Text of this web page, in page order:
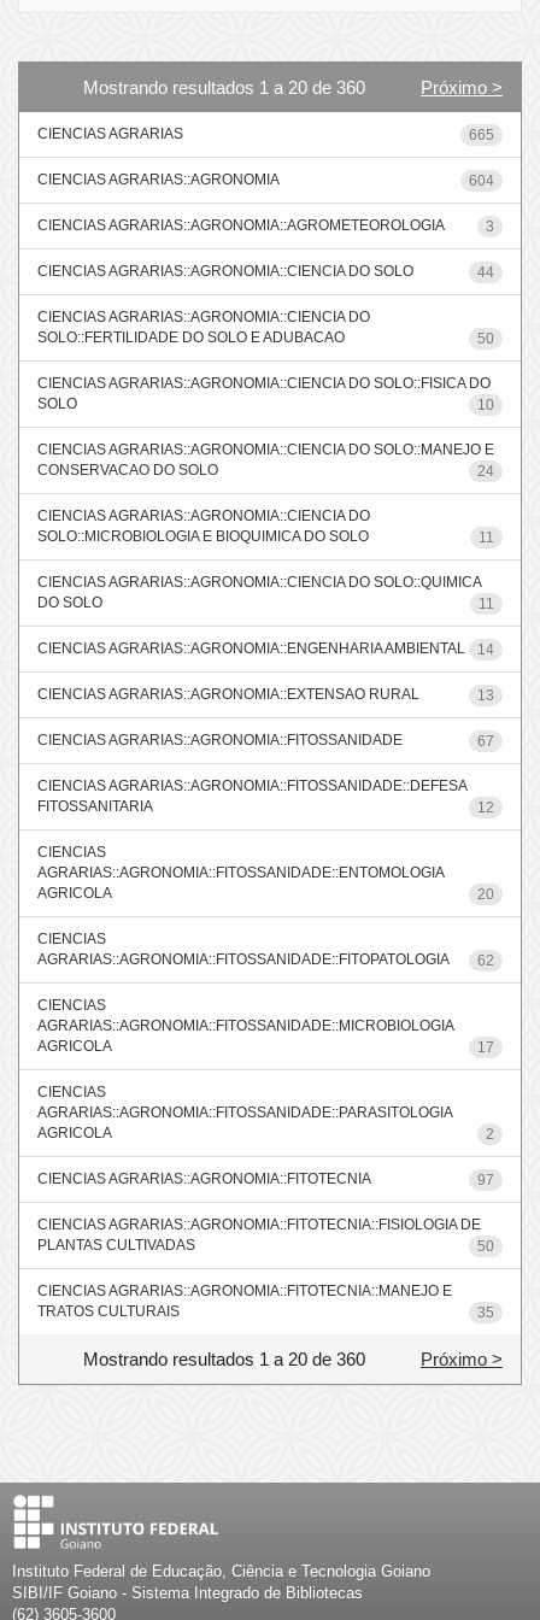
Mostrando resultados 1 a 20 de 360 Próximo >
CIENCIAS AGRARIAS 665
CIENCIAS AGRARIAS::AGRONOMIA 604
CIENCIAS AGRARIAS::AGRONOMIA::AGROMETEOROLOGIA 3
CIENCIAS AGRARIAS::AGRONOMIA::CIENCIA DO SOLO 44
CIENCIAS AGRARIAS::AGRONOMIA::CIENCIA DO
SOLO::FERTILIDADE DO SOLO E ADUBACAO
50
CIENCIAS AGRARIAS::AGRONOMIA::CIENCIA DO SOLO::FISICA DO
SOLO
10
CIENCIAS AGRARIAS::AGRONOMIA::CIENCIA DO SOLO::MANEJO E
CONSERVACAO DO SOLO
24
CIENCIAS AGRARIAS::AGRONOMIA::CIENCIA DO
SOLO::MICROBIOLOGIA E BIOQUIMICA DO SOLO
11
CIENCIAS AGRARIAS::AGRONOMIA::CIENCIA DO SOLO::QUIMICA
DO SOLO
11
CIENCIAS AGRARIAS::AGRONOMIA::ENGENHARIA AMBIENTAL 14
CIENCIAS AGRARIAS::AGRONOMIA::EXTENSAO RURAL 13
CIENCIAS AGRARIAS::AGRONOMIA::FITOSSANIDADE 67
CIENCIAS AGRARIAS::AGRONOMIA::FITOSSANIDADE::DEFESA
FITOSSANITARIA
12
CIENCIAS
AGRARIAS::AGRONOMIA::FITOSSANIDADE::ENTOMOLOGIA
AGRICOLA
20
CIENCIAS
AGRARIAS::AGRONOMIA::FITOSSANIDADE::FITOPATOLOGIA
62
CIENCIAS
AGRARIAS::AGRONOMIA::FITOSSANIDADE::MICROBIOLOGIA
AGRICOLA
17
CIENCIAS
AGRARIAS::AGRONOMIA::FITOSSANIDADE::PARASITOLOGIA
AGRICOLA
2
CIENCIAS AGRARIAS::AGRONOMIA::FITOTECNIA 97
CIENCIAS AGRARIAS::AGRONOMIA::FITOTECNIA::FISIOLOGIA DE
PLANTAS CULTIVADAS
50
CIENCIAS AGRARIAS::AGRONOMIA::FITOTECNIA::MANEJO E
TRATOS CULTURAIS
35
Mostrando resultados 1 a 20 de 360 Próximo >
Instituto Federal de Educação, Ciência e Tecnologia Goiano
SIBI/IF Goiano - Sistema Integrado de Bibliotecas
(62) 3605-3600